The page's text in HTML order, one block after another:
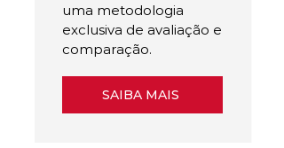
uma metodologia
exclusiva de avaliação e
comparação.
SAIBA MAIS